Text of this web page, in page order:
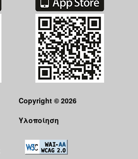
Copyright © 2026
Υλοποίηση